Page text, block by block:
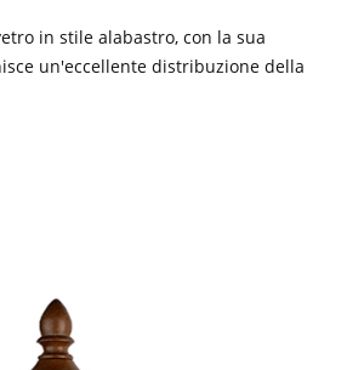
in stile alabastro, con la sua
un'eccellente distribuzione della